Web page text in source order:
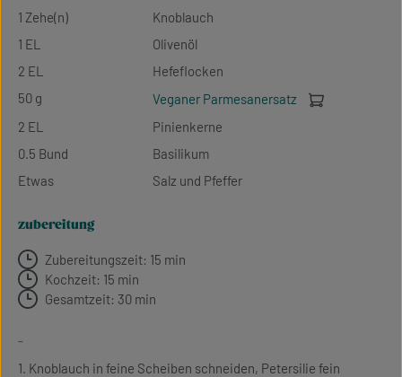
1 Zehe(n)
Knoblauch
1 EL
Olivenöl
2 EL
Hefeflocken
50 g
Veganer Parmesanersatz
2 EL
Pinienkerne
0.5 Bund
Basilikum
Etwas
Salz und Pfeffer
zubereitung
Zubereitungszeit: 15 min
Kochzeit: 15 min
Gesamtzeit: 30 min
-
1. Knoblauch in feine Scheiben schneiden, Petersilie fein